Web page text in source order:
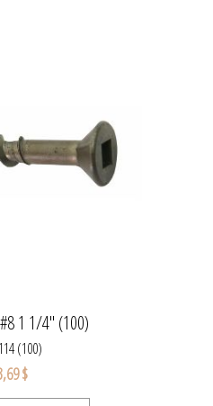
1 1/4" (100)
(100)
$